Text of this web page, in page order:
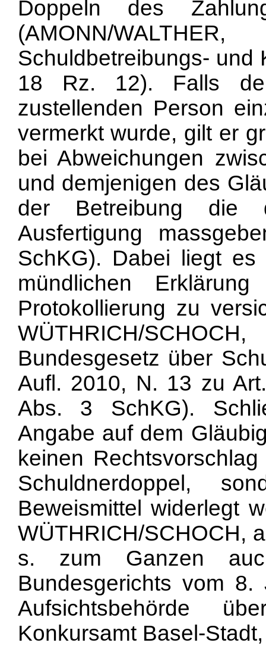
Doppeln des
(AMONN/
Schuldbetreibungs- und
18 Rz. 12). Falls
zustellenden Person
vermerkt wurde, gilt er
bei Abweichungen
und demjenigen des
der Betreibung die
Ausfertigung
SchKG). Dabei liegt
mündlichen
Protokollierung zu
WÜTHRICH/
Bundesgesetz über
Aufl. 2010, N. 13 zu
Abs. 3 SchKG).
Angabe auf dem
keinen
Schuldnerdoppel,
Beweismittel widerlegt
WÜTHRICH/SCHOCH,
s. zum Ganzen
Bundesgerichts vom
Aufsichtsbehörde
Konkursamt Basel-